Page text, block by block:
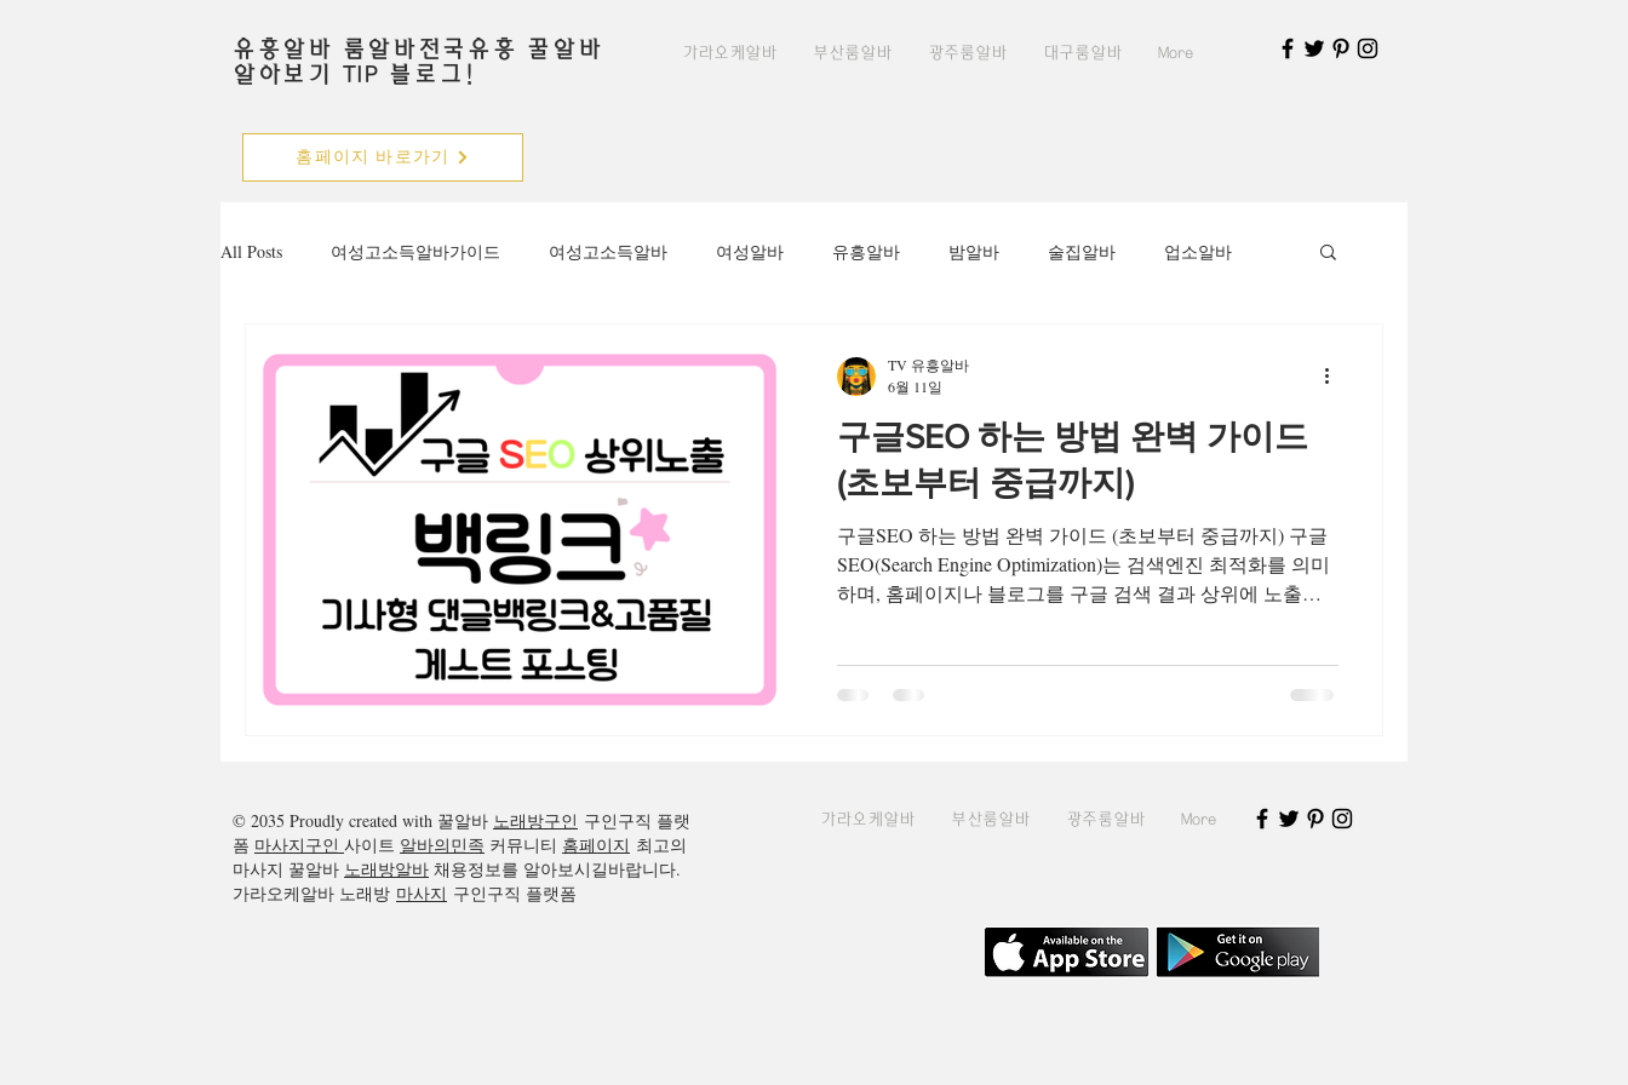
유흥알바 룸알바전국유흥 꿀알바
알아보기 TIP 블로그!
가라오케알바 부산룸알바 광주룸알바 대구룸알바 More
홈페이지 바로가기
All Posts 여성고소득알바가이드 여성고소득알바 여성알바 유흥알바 밤알바 술집알바 업소알바
안양유흥알바가이드 수원유흥알바 수원유흥알바가이드 룸알바 부천유흥알바 부천유흥알바채용중
마사지알바 마사지구인 태국마사지알바 태국마사지구인 스웨디시알바
광주꿀알바 광주노래방알바 광주단기알바
구글SEO 하는 방법 완벽 가이드
(초보부터 중급까지)
구글SEO 하는 방법 완벽 가이드 (초보부터 중급까지) 구글
SEO(Search Engine Optimization)는 검색엔진 최적화를 의미
하며, 홈페이지나 블로그를 구글 검색 결과 상위에 노출시
다. 최근 구글은 단순히 키워드를 많이 넣는 방식보다 사용
이해하기 SEO의 기본 원리 이해하기 구글은 웹사이트를 크
TV 유흥알바
6월 11일
© 2035 Proudly created with 꿀알바 노래방구인 구인구직 플랫
폼 마사지구인 사이트 알바의민족 커뮤니티 홈페이지 최고의
마사지 꿀알바 노래방알바 채용정보를 알아보시길바랍니다.
가라오케알바 노래방 마사지 구인구직 플랫폼
가라오케알바 부산룸알바 광주룸알바 More